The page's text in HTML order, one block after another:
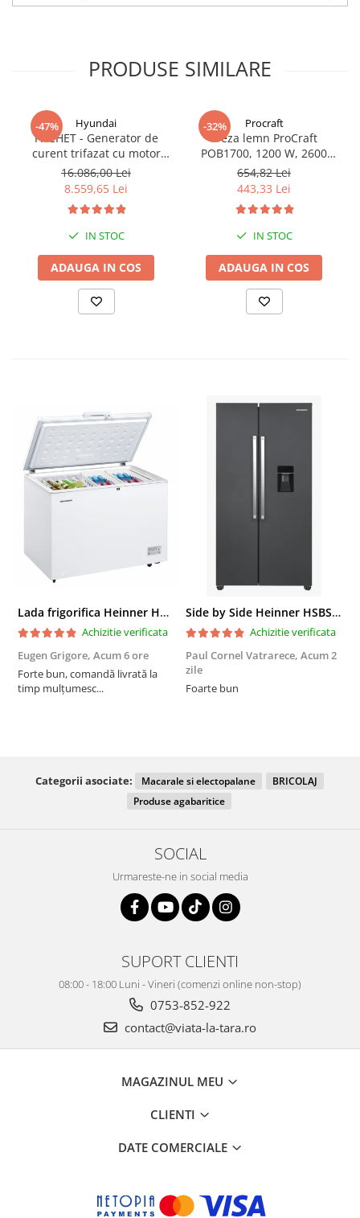
PRODUSE SIMILARE
-47% Hyundai
PACHET - Generator de
curent trifazat cu motor
diesel Hyundai DHY8600SE-
T, putere motor 12 CP,
Putere maxima 7.9 kVA,
tensiune 380 / 220 V +
Automatizare trifazata
ATS12-3P
16.086,00 Lei
8.559,65 Lei
IN STOC
ADAUGA IN COS
-32% Procraft
Freza lemn ProCraft
POB1700, 1200 W, 2600
Rpm cu 12 freze pentru
lemn incluse in pachet
654,82 Lei
443,33 Lei
IN STOC
ADAUGA IN COS
Lada frigorifica Heinner HCF-287CNHE++, 287 l, Clasa E, Compresor inverter, Iluminare LED, Functionalitate frigider, Alb
Achizitie verificata
Eugen Grigore, Acum 6 ore
Forte bun, comandă livrată la
timp mulțumesc...
Side by Side Heinner HSBS-HM439NFINVDGWDE++, Total No Frost, Compresor Inverter, Dozator Apa, Display Touch LED, 439 L, Clasa E, Gri Antracit Texturat
Achizitie verificata
Paul Cornel Vatrarece, Acum 2
zile
Foarte bun
Categorii asociate: Macarale si electopalane
BRICOLAJ
Produse agabaritice
SOCIAL
Urmareste-ne in social media
SUPORT CLIENTI
08:00 - 18:00 Luni - Vineri (comenzi online non-stop)
0753-852-922
contact@viata-la-tara.ro
MAGAZINUL MEU
CLIENTI
DATE COMERCIALE